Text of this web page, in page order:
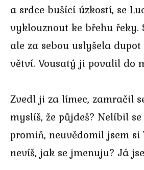
a srdce bušící úzkostí, se
vyklouznout ke břehu
ale za sebou uslyšela
větví. Vousatý ji povalil do
Zvedl ji za límec, zamračil
myslíš, že půjdeš? Nelíbil
promiň, neuvědomil jsem
nevíš, jak se jmenuju? Já